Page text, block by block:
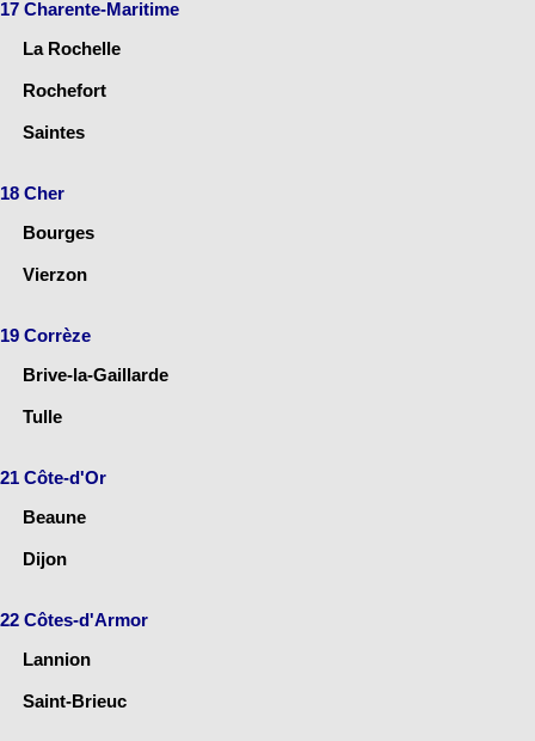
17 Charente-Maritime
La Rochelle
Rochefort
Saintes
18 Cher
Bourges
Vierzon
19 Corrèze
Brive-la-Gaillarde
Tulle
21 Côte-d'Or
Beaune
Dijon
22 Côtes-d'Armor
Lannion
Saint-Brieuc